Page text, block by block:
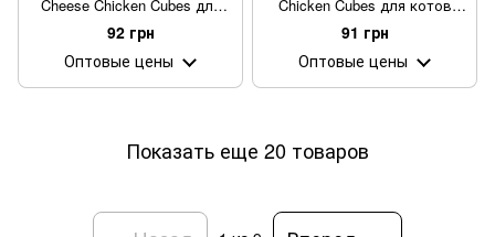
Cheese Chicken Cubes для
кошек кубики с курицей и
сыром 50 г
92 грн
Оптовые цены
Chicken Cubes для котов
кубики с курицей 50 г
91 грн
Оптовые цены
Показать еще 20 товаров